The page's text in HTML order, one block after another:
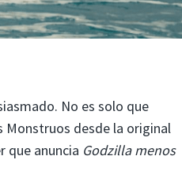
No es solo que
Monstruos desde la original
que anuncia Godzilla menos